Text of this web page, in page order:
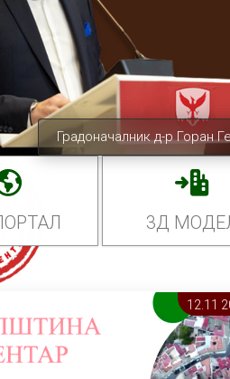
Градоначалник д-р Горан
3Д
12.11